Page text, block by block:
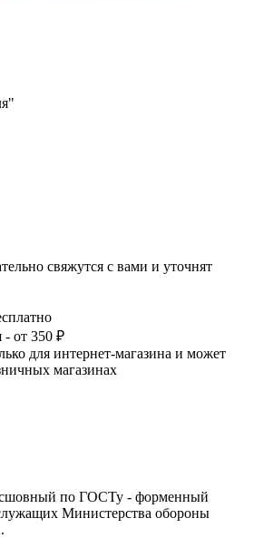
свяжутся с вами и уточнят
- от 350 ₽
для интернет-магазина и может
магазинах
по ГОСТу - форменный
Министерства обороны